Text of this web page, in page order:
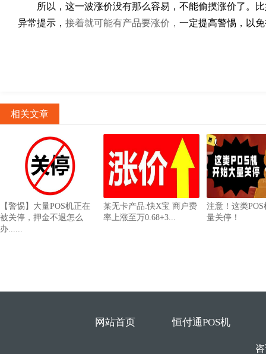
所以，这一波涨价没有那么容易，不能偷摸涨价了。
异常提示， 接着就可能有产品要涨价， 一定提高警惕，以
相关文章
【警惕】大量POS机正在
被关停，押金不退怎么
办......
某无卡产品:快X宝 商户费
率上涨至万0.68+3...
注意！这类
量关停！
网站首页 恒付通POS机